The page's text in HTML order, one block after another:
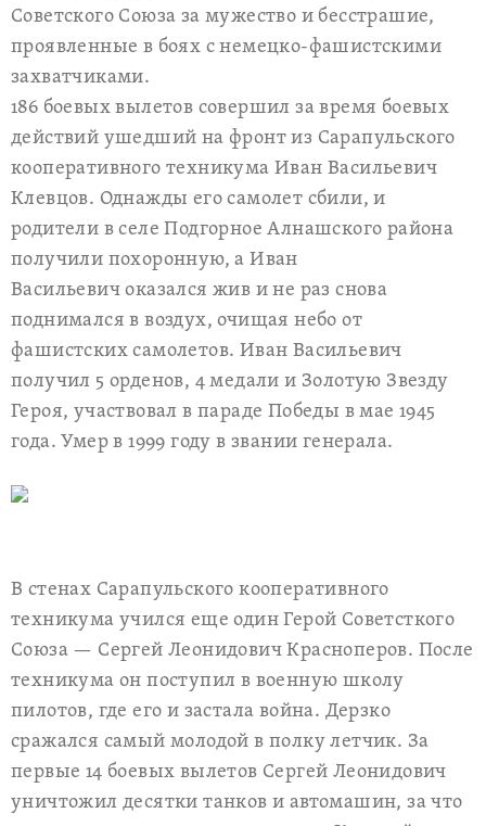
Советского Союза за мужество и бесстрашие,
проявленные в боях с немецко-фашистскими
захватчиками.
186 боевых вылетов совершил за время боевых
действий ушедший на фронт из Сарапульского
кооперативного техникума Иван Васильевич
Клевцов. Однажды его самолет сбили, и
родители в селе Подгорное Алнашского района
получили похоронную, а Иван
Васильевич оказался жив и не раз снова
поднимался в воздух, очищая небо от
фашистских самолетов. Иван Васильевич
получил 5 орденов, 4 медали и Золотую Звезду
Героя, участвовал в параде Победы в мае 1945
года. Умер в 1999 году в звании генерала.
В стенах Сарапульского кооперативного
техникума учился еще один Герой Советсткого
Союза — Сергей Леонидович Красноперов. После
техникума он поступил в военную школу
пилотов, где его и застала война. Дерзко
сражался самый молодой в полку летчик. За
первые 14 боевых вылетов Сергей Леонидович
уничтожил десятки танков и автомашин, за что